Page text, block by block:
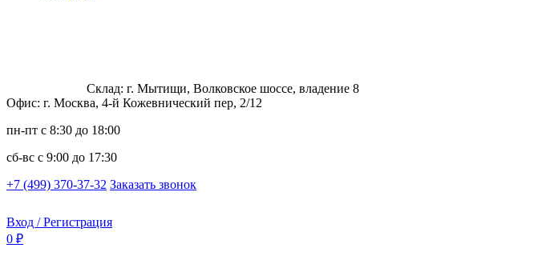
Склад: г. Мытищи, Волковское шоссе, владение 8
Офис: г. Москва, 4-й Кожевнический пер, 2/12
пн-пт с 8:30 до 18:00
сб-вс с 9:00 до 17:30
+7 (499) 370-37-32 Заказать звонок
Вход / Регистрация
0 ₽